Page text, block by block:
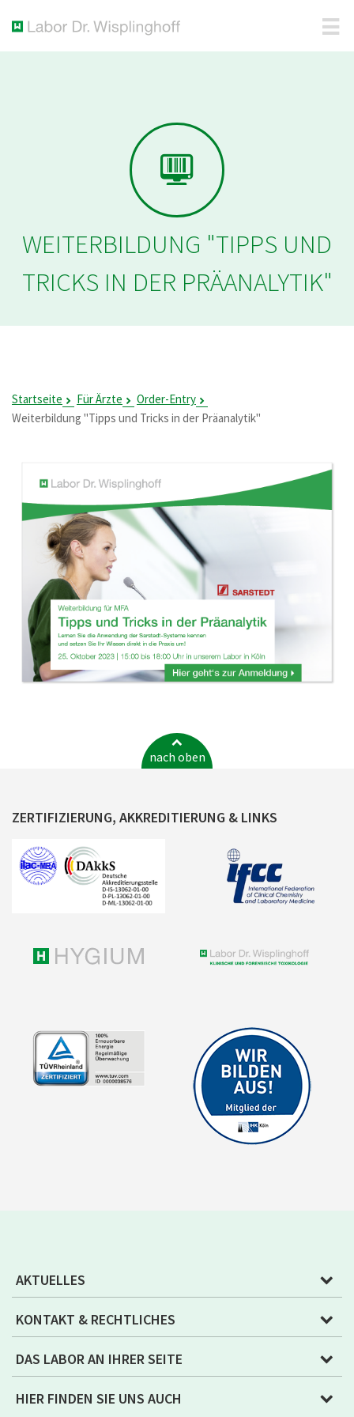
WEITERBILDUNG "TIPPS UND
TRICKS IN DER PRÄANALYTIK"
Startseite Für Ärzte
Order-Entry
Weiterbildung "Tipps und Tricks in der Präanalytik"
nach oben
ZERTIFIZIERUNG, AKKREDITIERUNG & LINKS
AKTUELLES
KONTAKT & RECHTLICHES
DAS LABOR AN IHRER SEITE
HIER FINDEN SIE UNS AUCH